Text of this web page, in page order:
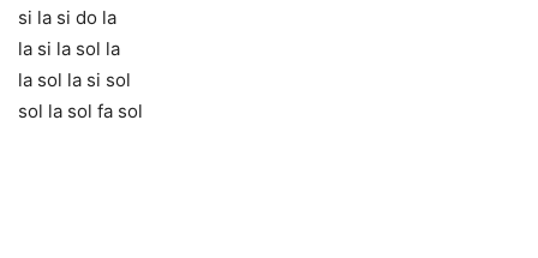
si la si do la
la si la sol la
la sol la si sol
sol la sol fa sol